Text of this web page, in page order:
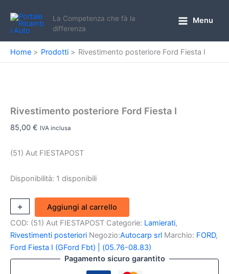
contenuto
La Competenza che fà la
differenza
Menu
Menu
Home Prodotti Rivestimento posteriore Ford Fiesta I
Rivestimento posteriore Ford Fiesta I
85,00 € IVA inclusa
(51) Aut FIESTAPOST
Disponibilità: 1 disponibili
-
Rivestimento
posteriore
Ford
Fiesta
I
+
Aggiungi al carrello
COD: (51) Aut FIESTAPOST Categorie: Lamierati,
Rivestimenti posteriori Negozio:Autocarp srl Marchio: FORD,
Ford Fiesta I (GFord Fbt) | (05.76-08.83)
Pagamento sicuro garantito